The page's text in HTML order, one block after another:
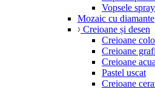
Vopsele spray
Mozaic cu diamante
Creioane și desen
Creioane
Creioane
Creioane
Pastel uscat
Creioane